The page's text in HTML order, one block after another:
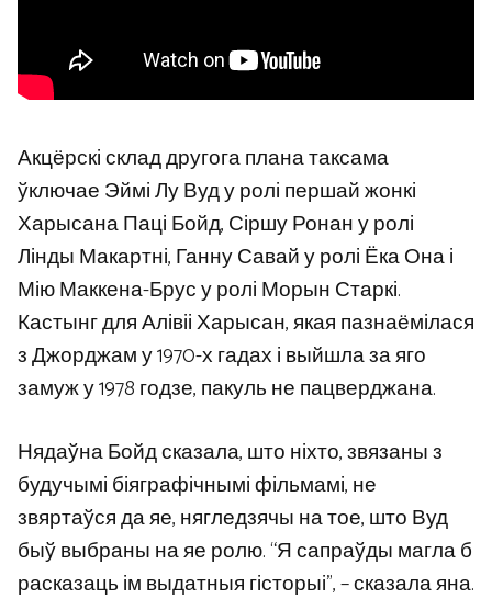
Акцёрскі склад другога плана таксама
ўключае Эймі Лу Вуд у ролі першай жонкі
Харысана Паці Бойд, Сіршу Ронан у ролі
Лінды Макартні, Ганну Савай у ролі Ёка Она і
Мію Маккена-Брус у ролі Морын Старкі.
Кастынг для Алівіі Харысан, якая пазнаёмілася
з Джорджам у 1970-х гадах і выйшла за яго
замуж у 1978 годзе, пакуль не пацверджана.
Нядаўна Бойд сказала, што ніхто, звязаны з
будучымі біяграфічнымі фільмамі, не
звяртаўся да яе, нягледзячы на ​​тое, што Вуд
быў выбраны на яе ролю. “Я сапраўды магла б
расказаць ім выдатныя гісторыі”, – сказала яна.